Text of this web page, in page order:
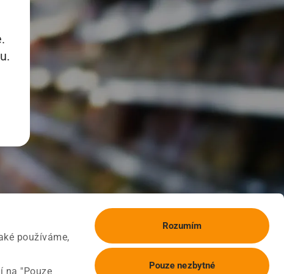
používáme,
na "Pouze
Rozumím
Pouze nezbytné